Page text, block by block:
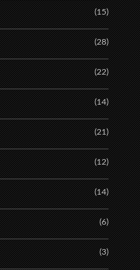
(15)
(28)
(22)
(14)
(21)
(12)
(14)
(6)
(3)